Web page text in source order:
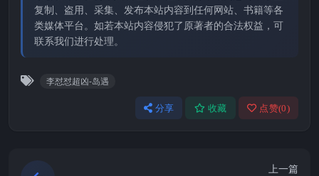
复制、盗用、采集、发布本站内容到任何网站、书籍等各
类媒体平台。如若本站内容侵犯了原著者的合法权益，可
联系我们进行处理。
李怼怼超凶-岛遇
分享 收藏 点赞(0)
上一篇